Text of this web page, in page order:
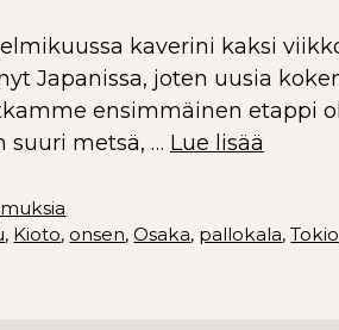
kaverini kaksi
Japanissa, joten uusia
ensimmäinen etappi
suuri metsä, … Lue lisää
, Kioto, onsen,Osaka, pallokala,Tokio